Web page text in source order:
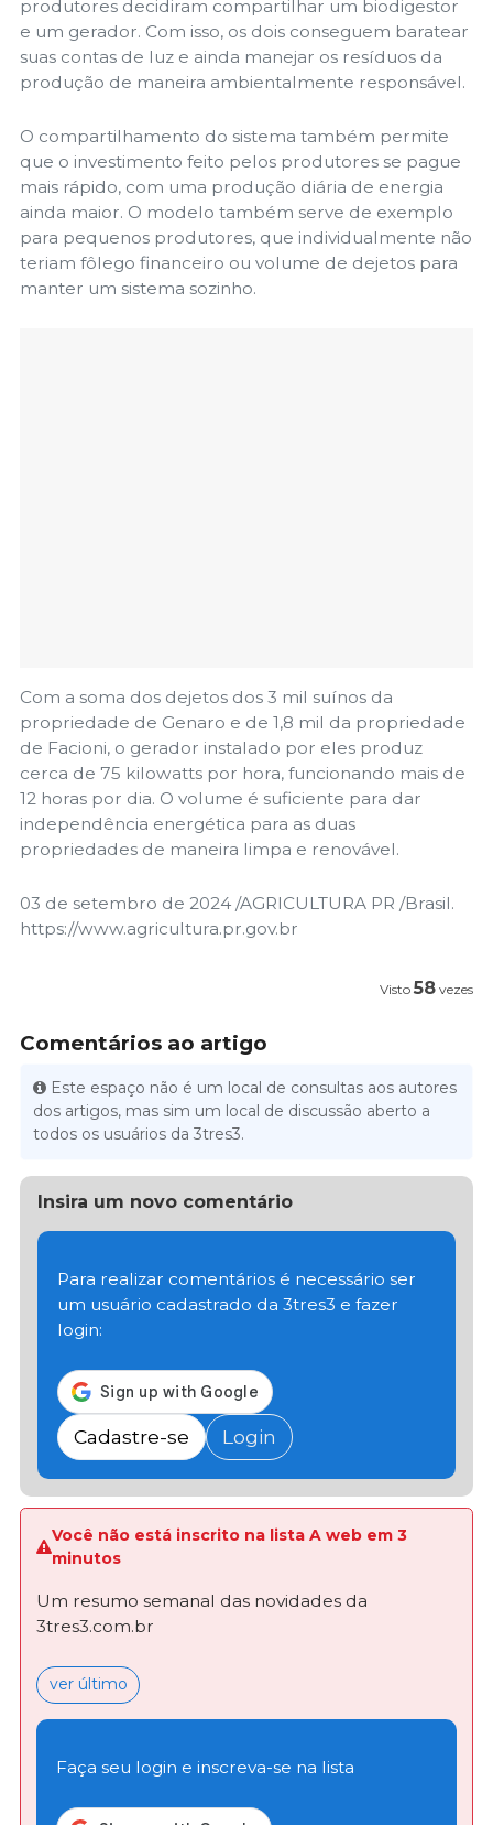
produtores decidiram compartilhar um biodigestor
e um gerador. Com isso, os dois conseguem baratear
suas contas de luz e ainda manejar os resíduos da
produção de maneira ambientalmente responsável.
O compartilhamento do sistema também permite
que o investimento feito pelos produtores se pague
mais rápido, com uma produção diária de energia
ainda maior. O modelo também serve de exemplo
para pequenos produtores, que individualmente não
teriam fôlego financeiro ou volume de dejetos para
manter um sistema sozinho.
Com a soma dos dejetos dos 3 mil suínos da
propriedade de Genaro e de 1,8 mil da propriedade
de Facioni, o gerador instalado por eles produz
cerca de 75 kilowatts por hora, funcionando mais de
12 horas por dia. O volume é suficiente para dar
independência energética para as duas
propriedades de maneira limpa e renovável.
03 de setembro de 2024 /AGRICULTURA PR /Brasil.
https://www.agricultura.pr.gov.br
Visto 58 vezes
Comentários ao artigo
Este espaço não é um local de consultas aos autores
dos artigos, mas sim um local de discussão aberto a
todos os usuários da 3tres3.
Insira um novo comentário
Para realizar comentários é necessário ser
um usuário cadastrado da 3tres3 e fazer
login:
Cadastre-se Login
Você não está inscrito na lista A web em 3
minutos
Um resumo semanal das novidades da
3tres3.com.br
ver último
Faça seu login e inscreva-se na lista